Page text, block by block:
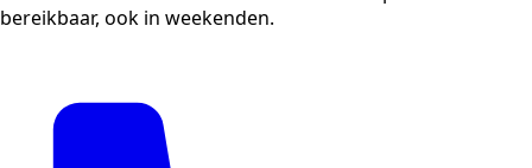
bereikbaar, ook in weekenden.